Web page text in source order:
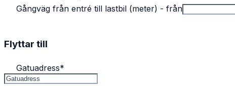
Gångväg från entré till lastbil (meter) - från
Flyttar till
Gatuadress*